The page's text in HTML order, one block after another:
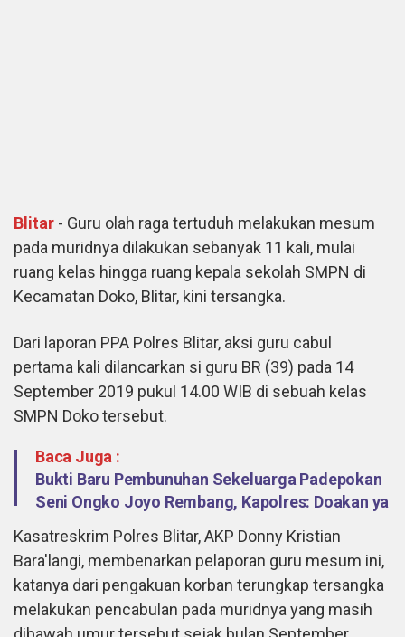
Blitar - Guru olah raga tertuduh melakukan mesum
pada muridnya dilakukan sebanyak 11 kali, mulai
ruang kelas hingga ruang kepala sekolah SMPN di
Kecamatan Doko, Blitar, kini tersangka.
Dari laporan PPA Polres Blitar, aksi guru cabul
pertama kali dilancarkan si guru BR (39) pada 14
September 2019 pukul 14.00 WIB di sebuah kelas
SMPN Doko tersebut.
Baca Juga :
Bukti Baru Pembunuhan Sekeluarga Padepokan
Seni Ongko Joyo Rembang, Kapolres: Doakan ya
Kasatreskrim Polres Blitar, AKP Donny Kristian
Bara'langi, membenarkan pelaporan guru mesum ini,
katanya dari pengakuan korban terungkap tersangka
melakukan pencabulan pada muridnya yang masih